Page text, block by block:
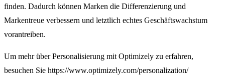
finden. Dadurch können Marken die Differenzierung und
Markentreue verbessern und letztlich echtes Geschäftswachstum
vorantreiben.
Um mehr über Personalisierung mit Optimizely zu erfahren,
besuchen Sie https://www.optimizely.com/personalization/